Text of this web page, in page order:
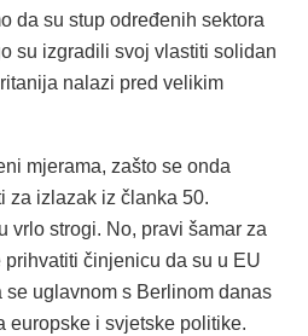
da su stup određenih sektora
su izgradili svoj vlastiti solidan
nalazi pred velikim
mjerama, zašto se onda
za izlazak iz članka 50.
vrlo strogi. No, pravi šamar za
činjenicu da su u EU
uglavnom s Berlinom danas
europske i svjetske politike.